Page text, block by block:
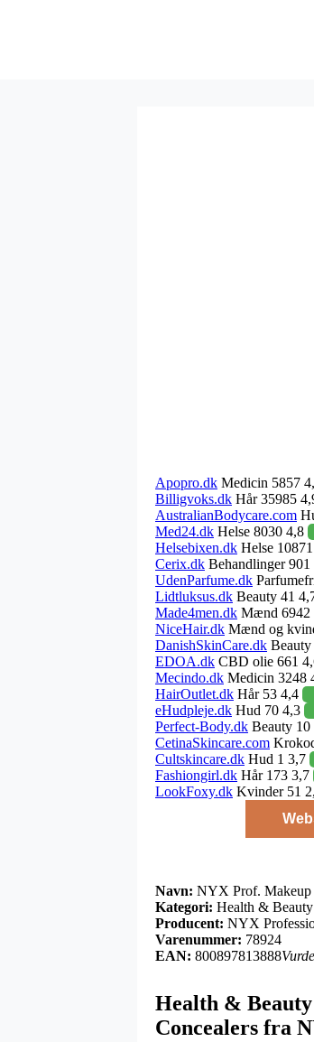
Apopro.dk Medicin 5857
Billigvoks.dk Hår 35985
AustralianBodycare.com
Med24.dk Helse 8030 4,8
Helsebixen.dk Helse
Cerix.dk Behandlinger 901
UdenParfume.dk
Lidtluksus.dk Beauty 41
Made4men.dk Mænd 6942
NiceHair.dk Mænd og
DanishSkinCare.dk
EDOA.dk CBD olie 661
Mecindo.dk Medicin 3248
HairOutlet.dk Hår 53 4,4
eHudpleje.dk Hud 70 4,3
Perfect-Body.dk Beauty 10
CetinaSkincare.com
Cultskincare.dk Hud 1 3,7
Fashiongirl.dk Hår 173 3,7
LookFoxy.dk Kvinder 51
Navn: NYX Prof. Makeup
Kategori: Health & Beauty
Producent: NYX
Varenummer: 78924
EAN: 800897813888
Health & Beauty
Concealers fra